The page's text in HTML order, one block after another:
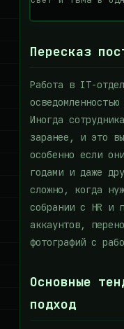
Пересказ
Работа в IT-
Иногда
заранее, и это
особенно если
годами и даже
сложно, когда
собрании с HR и
аккаунтов,
фотографий с
Основные
подход